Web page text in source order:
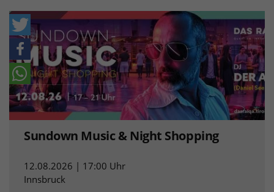
Sundown Music & Night Shopping
12.08.2026 | 17:00 Uhr
Innsbruck